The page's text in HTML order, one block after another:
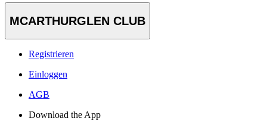
MCARTHURGLEN CLUB
Registrieren
Einloggen
AGB
Download the App